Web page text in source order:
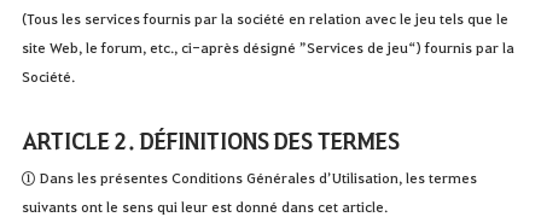
(Tous les services fournis par la société en relation avec le jeu tels que le
site Web, le forum, etc., ci-après désigné ”Services de jeu“) fournis par la
Société.
ARTICLE 2. DÉFINITIONS DES TERMES
① Dans les présentes Conditions Générales d’Utilisation, les termes
suivants ont le sens qui leur est donné dans cet article.